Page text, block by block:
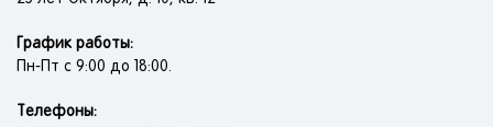
График работы:
Пн-Пт с 9:00 до 18:00.
Телефоны: